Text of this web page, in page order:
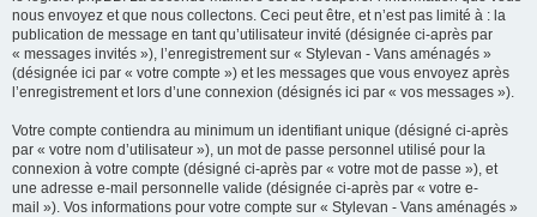
nous envoyez et que nous collectons. Ceci peut être, et n’est pas limité à : la
publication de message en tant qu’utilisateur invité (désignée ci-après par
« messages invités »), l’enregistrement sur « Stylevan - Vans aménagés »
(désignée ici par « votre compte ») et les messages que vous envoyez après
l’enregistrement et lors d’une connexion (désignés ici par « vos messages »).
Votre compte contiendra au minimum un identifiant unique (désigné ci-après
par « votre nom d’utilisateur »), un mot de passe personnel utilisé pour la
connexion à votre compte (désigné ci-après par « votre mot de passe »), et
une adresse e-mail personnelle valide (désignée ci-après par « votre e-
mail »). Vos informations pour votre compte sur « Stylevan - Vans aménagés »